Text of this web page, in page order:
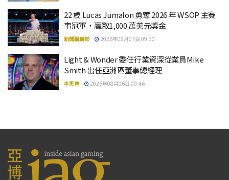
22 歲 Lucas Jumalon 勇奪 2026 年 WSOP 主賽
事冠軍，贏取1,000 萬美元獎金
新聞編輯部 2026年08月07日 09:30
Light & Wonder 委任行業資深從業員Mike
Smith 出任亞洲區董事總經理
本思齊 2026年08月06日 09:46